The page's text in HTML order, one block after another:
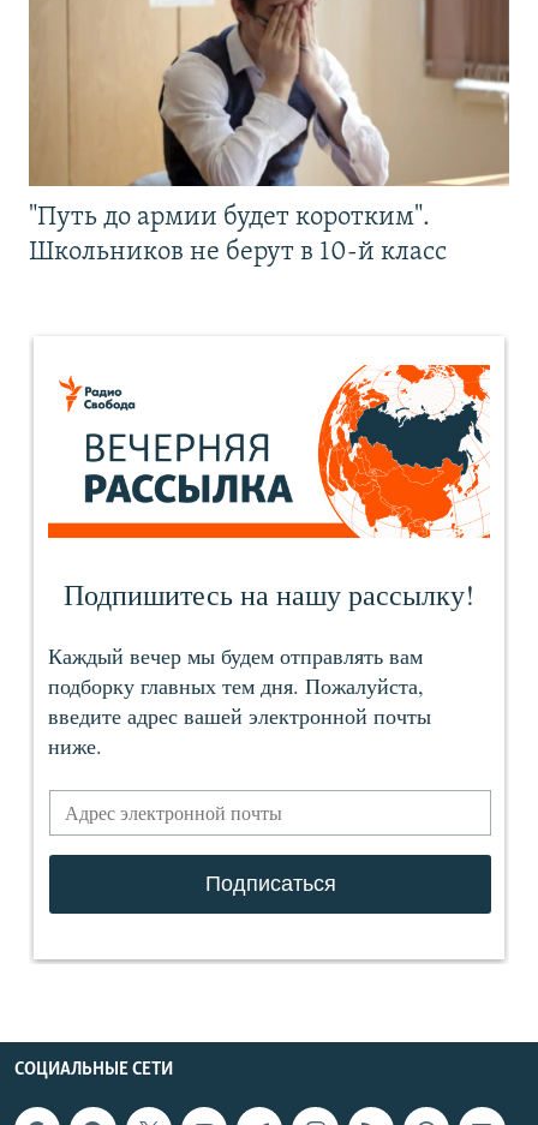
"Путь до армии будет коротким".
Школьников не берут в 10-й класс
СОЦИАЛЬНЫЕ СЕТИ